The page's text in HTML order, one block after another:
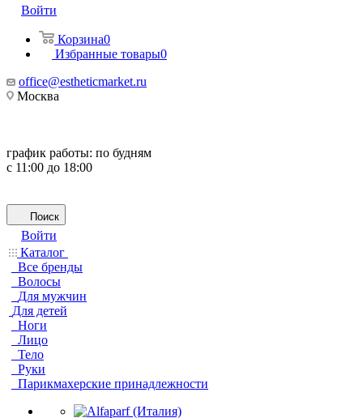
Войти
Корзина0
Избранные товары0
office@estheticmarket.ru
Москва
график работы: по будням
с 11:00 до 18:00
Поиск
Войти
Каталог
Все бренды
Волосы
Для мужчин
Для детей
Ноги
Лицо
Тело
Руки
Парикмахерские принадлежности